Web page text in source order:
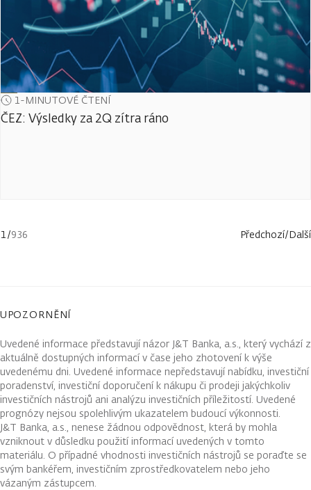
1-MINUTOVÉ ČTENÍ
ČEZ: Výsledky za 2Q zítra ráno
1/936 Předchozí/Další
UPOZORNĚNÍ
Uvedené informace představují názor J&T Banka, a.s., který vychází z
aktuálně dostupných informací v čase jeho zhotovení k výše
uvedenému dni. Uvedené informace nepředstavují nabídku, investiční
poradenství, investiční doporučení k nákupu či prodeji jakýchkoliv
investičních nástrojů ani analýzu investičních příležitostí. Uvedené
prognózy nejsou spolehlivým ukazatelem budoucí výkonnosti.
J&T Banka, a.s., nenese žádnou odpovědnost, která by mohla
vzniknout v důsledku použití informací uvedených v tomto
materiálu. O případné vhodnosti investičních nástrojů se poraďte se
svým bankéřem, investičním zprostředkovatelem nebo jeho
vázaným zástupcem.